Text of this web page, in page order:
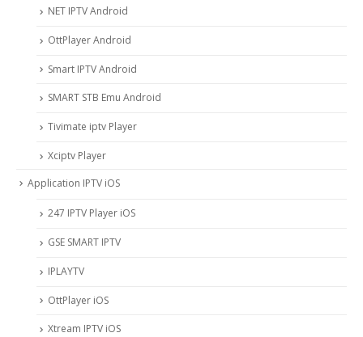
NET IPTV Android
OttPlayer Android
Smart IPTV Android
SMART STB Emu Android
Tivimate iptv Player
Xciptv Player
Application IPTV iOS
247 IPTV Player iOS
‎GSE SMART IPTV
IPLAYTV
OttPlayer iOS
Xtream IPTV iOS